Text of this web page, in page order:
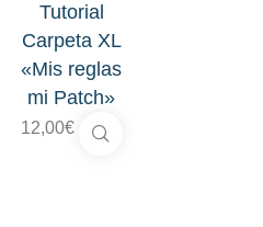
Tutorial
Carpeta XL
«Mis reglas
mi Patch»
12,00€